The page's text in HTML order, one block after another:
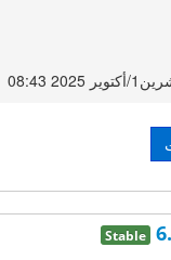
Stable